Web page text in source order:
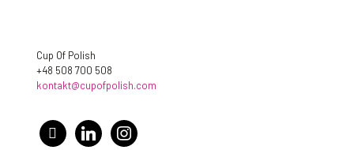
Cup Of Polish
+48 508 700 508
kontakt@cupofpolish.com
facebooklinkedin instagram